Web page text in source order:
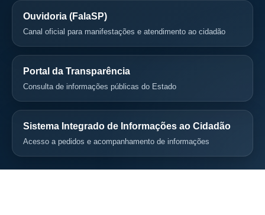
Ouvidoria (FalaSP)
Canal oficial para manifestações e atendimento ao cidadão
Portal da Transparência
Consulta de informações públicas do Estado
Sistema Integrado de Informações ao Cidadão
Acesso a pedidos e acompanhamento de informações